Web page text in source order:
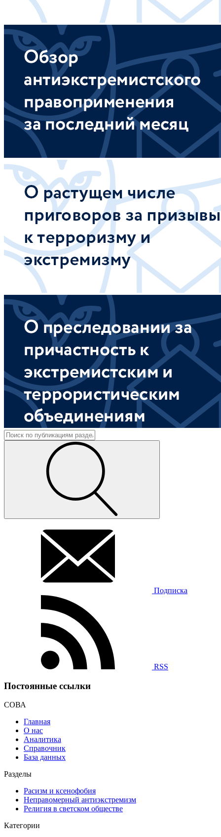
Подписка
RSS
Постоянные ссылки
СОВА
Главная
О нас
Аналитика
Справочник
База данных
Разделы
Расизм и ксенофобия
Неправомерный антиэкстремизм
Религия в светском обществе
Категории